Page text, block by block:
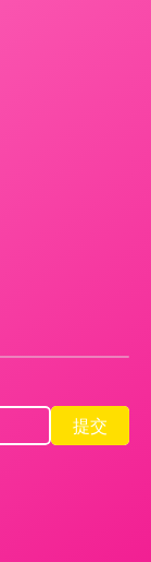
提交
提交